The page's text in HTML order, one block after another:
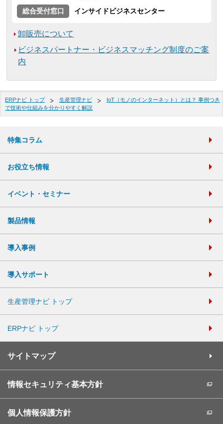
総合受付窓口
インサイドビジネスセンター
卸販売について
ビジネスパートナー・ビジネスマッチング制度のご案
内
ERPナビ トップ 生産管理ナビ
IoT（モノのインターネット）とは？ 事例つき
で技術や仕組みを分かりやすく解説
特集コラム
お役立ち情報
イベント・セミナー
製品情報
導入事例
導入サポート
生産管理ナビ トップ
ERPナビ トップ
サイトマップ
情報セキュリティ基本方針
個人情報保護方針